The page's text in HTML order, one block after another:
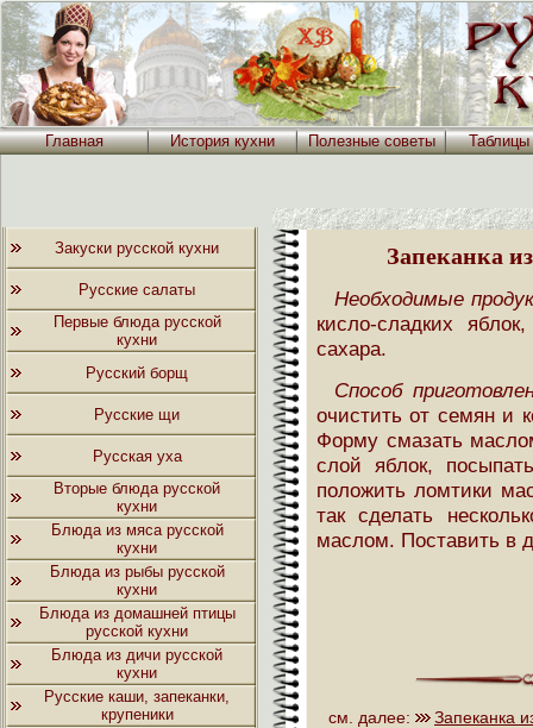
Главная История кухни Полезные советы
Закуски русской кухни
Русские салаты
Первые блюда русской
кухни
Русский борщ
Русские щи
Русская уха
Вторые блюда русской
кухни
Блюда из мяса русской
кухни
Блюда из рыбы русской
кухни
Блюда из домашней птицы
русской кухни
Блюда из дичи русской
кухни
Русские каши, запеканки,
крупеники
Запеканка
Необходимые
кисло-сладких
сахара.
Способ
очистить от семян и
Форму смазать
слой яблок,
положить ломтики
так сделать
маслом. Поставить в
см. далее: Запеканка